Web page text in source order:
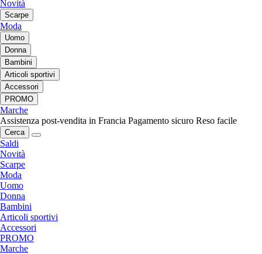
Novità
Scarpe
Moda
Uomo
Donna
Bambini
Articoli sportivi
Accessori
PROMO
Marche
Assistenza post-vendita in Francia Pagamento sicuro Reso facile
Cerca
Saldi
Novità
Scarpe
Moda
Uomo
Donna
Bambini
Articoli sportivi
Accessori
PROMO
Marche